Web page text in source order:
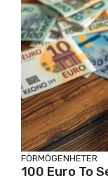
FÖRMÖGENHETER
100 Euro To